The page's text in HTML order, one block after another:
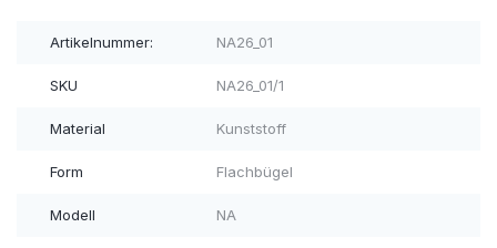
Artikelnummer: NA26_01
SKU NA26_01/1
Material Kunststoff
Form Flachbügel
Modell NA